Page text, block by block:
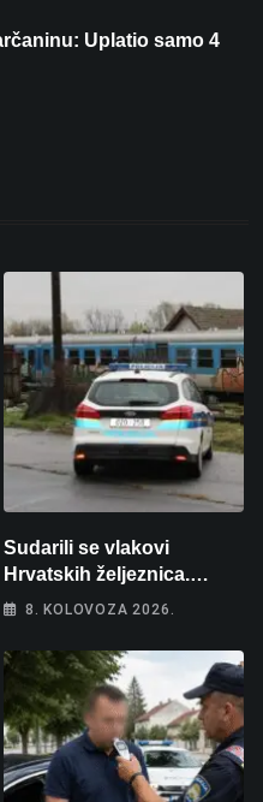
Uplatio samo 4
Sudarili se vlakovi
Hrvatskih željeznica.
Šestero osoba teško
intenzivnoj
8. KOLOVOZA 2026.